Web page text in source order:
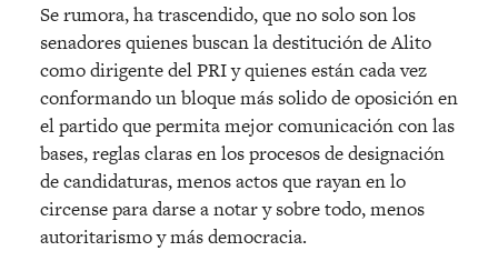
Se rumora, ha trascendido, que no solo son los
senadores quienes buscan la destitución de Alito
como dirigente del PRI y quienes están cada vez
conformando un bloque más solido de oposición en
el partido que permita mejor comunicación con las
bases, reglas claras en los procesos de designación
de candidaturas, menos actos que rayan en lo
circense para darse a notar y sobre todo, menos
autoritarismo y más democracia.